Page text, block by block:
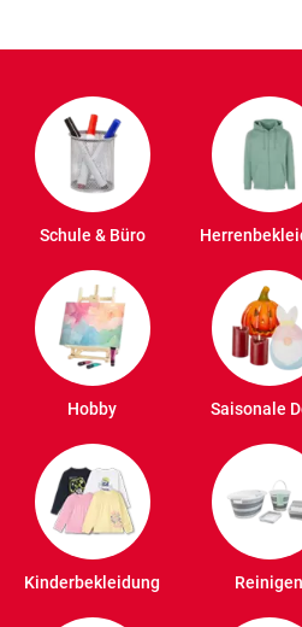
Schule & Büro
Hobby Saisonale
Kinderbekleidung Reinigen